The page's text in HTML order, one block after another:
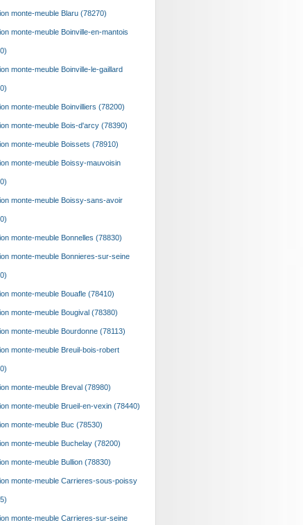
monte-meuble Blaru (78270)
monte-meuble Boinville-en-mantois
monte-meuble Boinville-le-gaillard
monte-meuble Boinvilliers (78200)
monte-meuble Bois-d'arcy (78390)
monte-meuble Boissets (78910)
monte-meuble Boissy-mauvoisin
monte-meuble Boissy-sans-avoir
monte-meuble Bonnelles (78830)
monte-meuble Bonnieres-sur-seine
monte-meuble Bouafle (78410)
monte-meuble Bougival (78380)
monte-meuble Bourdonne (78113)
monte-meuble Breuil-bois-robert
monte-meuble Breval (78980)
monte-meuble Brueil-en-vexin (78440)
monte-meuble Buc (78530)
monte-meuble Buchelay (78200)
monte-meuble Bullion (78830)
monte-meuble Carrieres-sous-poissy
monte-meuble Carrieres-sur-seine